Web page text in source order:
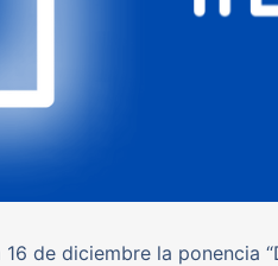
de diciembre la ponencia